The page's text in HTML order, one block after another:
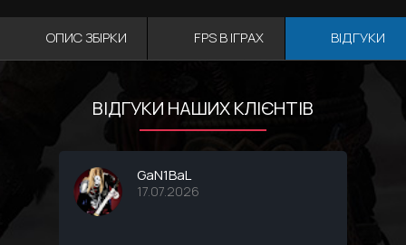
Корпус
Jonsbo TK-3 Black
ОПИС ЗБІРКИ FPS В ІГРАХ ВІДГУКИ
ВІДГУКИ НАШИХ КЛІЄНТІВ
GaN1BaL
17.07.2026